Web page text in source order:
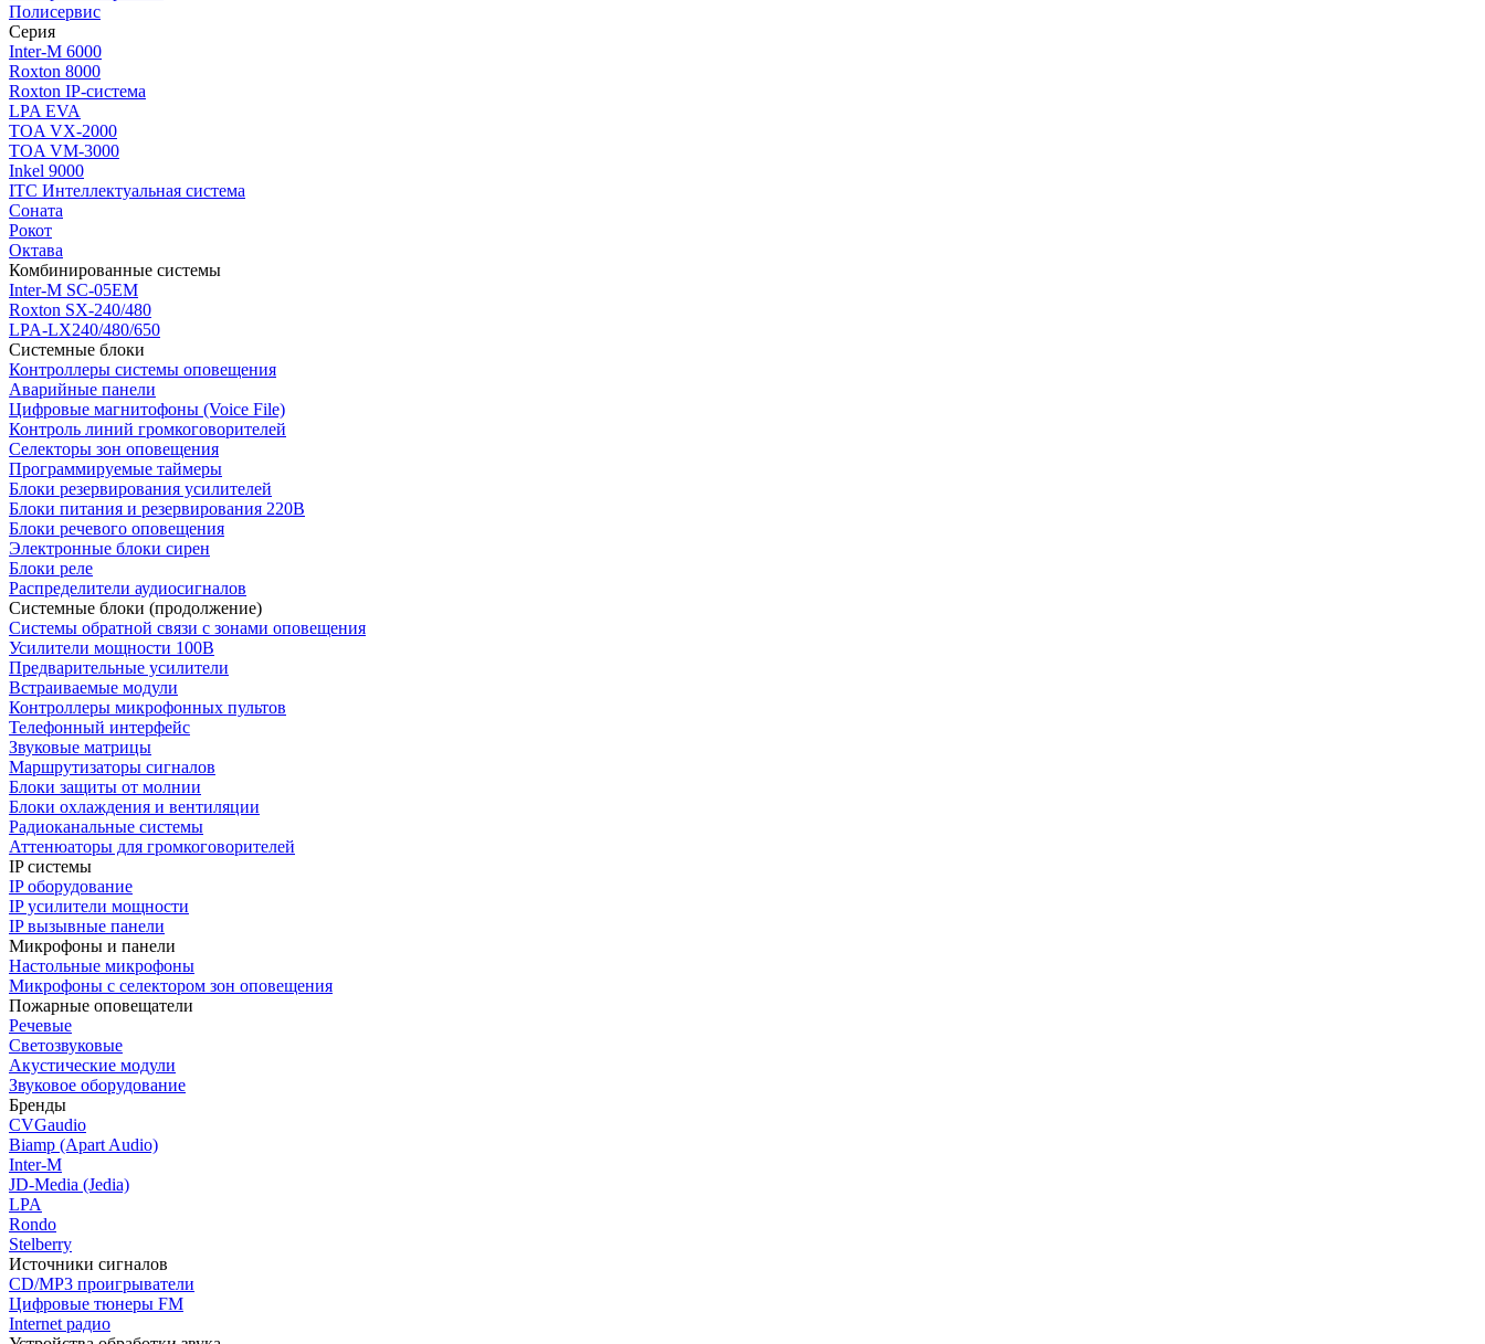
Полисервис
Серия
Inter-M 6000
Roxton 8000
Roxton IP-система
LPA EVA
TOA VX-2000
TOA VM-3000
Inkel 9000
ITC Интеллектуальная система
Соната
Рокот
Октава
Комбинированные системы
Inter-M SC-05EM
Roxton SX-240/480
LPA-LX240/480/650
Системные блоки
Контроллеры системы оповещения
Аварийные панели
Цифровые магнитофоны (Voice File)
Контроль линий громкоговорителей
Селекторы зон оповещения
Программируемые таймеры
Блоки резервирования усилителей
Блоки питания и резервирования 220В
Блоки речевого оповещения
Электронные блоки сирен
Блоки реле
Распределители аудиосигналов
Системные блоки (продолжение)
Системы обратной связи с зонами оповещения
Усилители мощности 100В
Предварительные усилители
Встраиваемые модули
Контроллеры микрофонных пультов
Телефонный интерфейс
Звуковые матрицы
Маршрутизаторы сигналов
Блоки защиты от молнии
Блоки охлаждения и вентиляции
Радиоканальные системы
Аттенюаторы для громкоговорителей
IP системы
IP оборудование
IP усилители мощности
IP вызывные панели
Микрофоны и панели
Настольные микрофоны
Микрофоны с селектором зон оповещения
Пожарные оповещатели
Речевые
Светозвуковые
Акустические модули
Звуковое оборудование
Бренды
CVGaudio
Biamp (Apart Audio)
Inter-M
JD-Media (Jedia)
LPA
Rondo
Stelberry
Источники сигналов
CD/MP3 проигрыватели
Цифровые тюнеры FM
Internet радио